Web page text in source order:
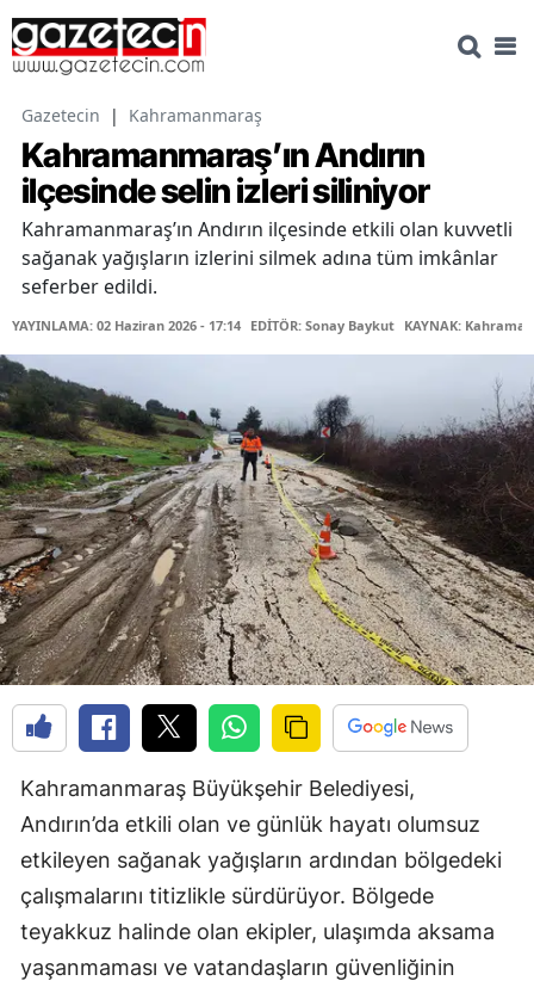
Gazetecin | Kahramanmaraş
Kahramanmaraş’ın Andırın
ilçesinde selin izleri siliniyor
Kahramanmaraş’ın Andırın ilçesinde etkili olan kuvvetli
sağanak yağışların izlerini silmek adına tüm imkânlar
seferber edildi.
YAYINLAMA: 02 Haziran 2026 - 17:14 EDİTÖR: Sonay Baykut KAYNAK:
Kahramanmaraş Büyükşehir Belediyesi,
Andırın’da etkili olan ve günlük hayatı olumsuz
etkileyen sağanak yağışların ardından bölgedeki
çalışmalarını titizlikle sürdürüyor. Bölgede
teyakkuz halinde olan ekipler, ulaşımda aksama
yaşanmaması ve vatandaşların güvenliğinin